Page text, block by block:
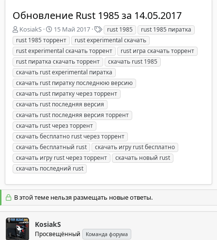
Обновление Rust 1985 за 14.05.2017
А
в
т
о
р
т
е
м
ы
KosiakS
Д
а
т
а
н
а
ч
а
л
а
15 Май 2017
Т
е
г
и
rust 1985
rust 1985 пиратка
rust 1985 торрент
rust experimental скачать
rust experimental скачать торрент
rust игра скачать торрент
rust пиратка скачать торрент
скачать rust 1985
скачать rust experimental пиратка
скачать rust пиратку последнюю версию
скачать rust пиратку через торрент
скачать rust последняя версия
скачать rust последняя версия торрент
скачать rust через торрент
скачать бесплатно rust через торрент
скачать бесплатный rust
скачать игру rust бесплатно
скачать игру rust через торрент
скачать новый rust
скачать последний rust
В этой теме нельзя размещать новые ответы.
KosiakS
Просвещённый Команда форума